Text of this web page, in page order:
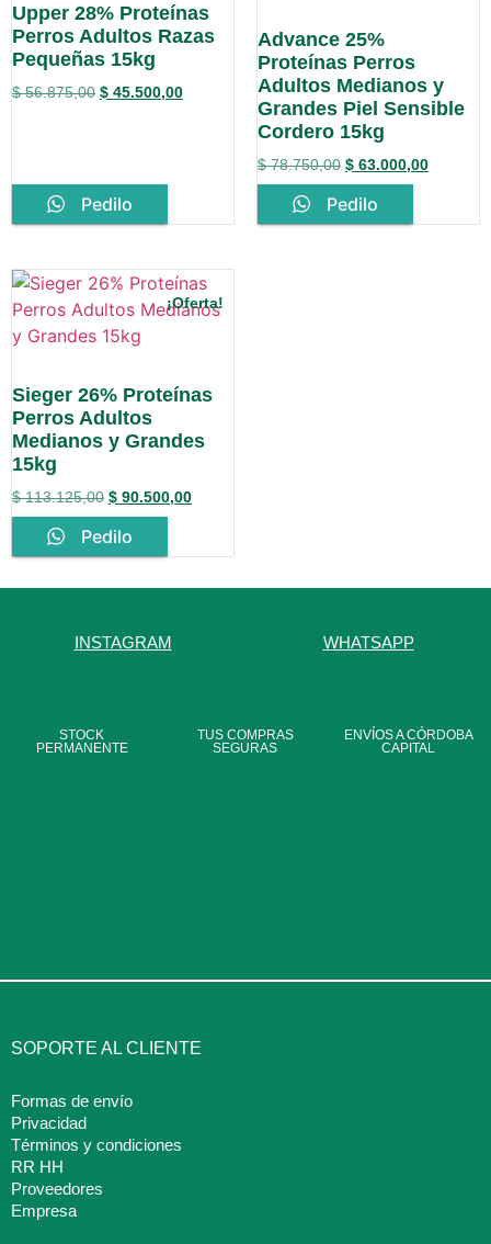
Upper 28% Proteínas
Perros Adultos Razas
Pequeñas 15kg
$56.875,00 $ 45.500,00
Pedilo
Advance 25%
Proteínas Perros
Adultos Medianos y
Grandes Piel Sensible
Cordero 15kg
$78.750,00 $ 63.000,00
Pedilo
¡Oferta!
Sieger 26% Proteínas
Perros Adultos
Medianos y Grandes
15kg
$113.125,00 $ 90.500,00
Pedilo
INSTAGRAM WHATSAPP
STOCK
PERMANENTE
TUS COMPRAS
SEGURAS
ENVÍOS A CÓRDOBA
CAPITAL
SOPORTE AL CLIENTE
Formas de envío
Privacidad
Términos y condiciones
RR HH
Proveedores
Empresa